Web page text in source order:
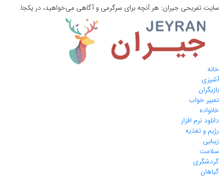
سایت تفریحی جیران: هر آنچه برای سرگرمی و آگاهی می‌خواهید، در یکجا.
خانه
آشپزی
بازیگران
تعبیر خواب
خانواده
دانلود نرم افزار
رژیم و تغذیه
زیبایی
سلامت
گردشگری
گیاهان